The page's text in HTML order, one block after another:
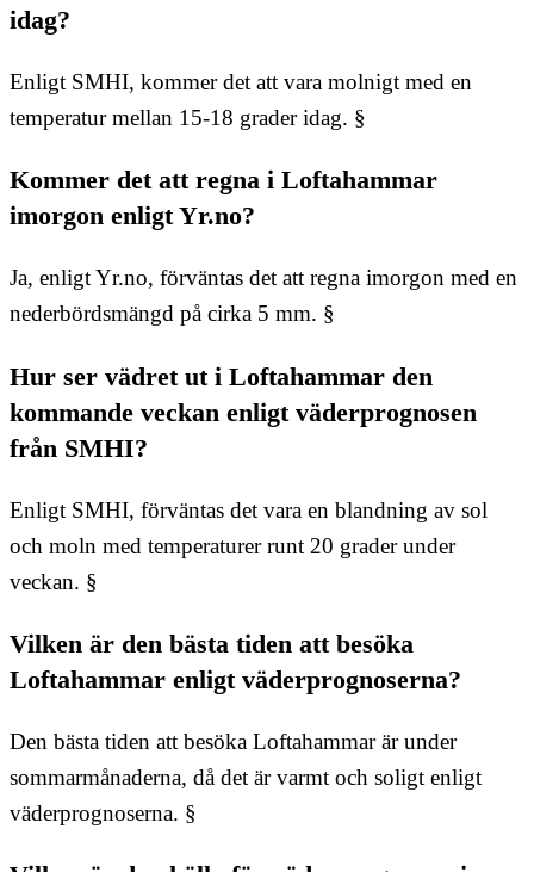
idag?
Enligt SMHI, kommer det att vara molnigt med en
temperatur mellan 15-18 grader idag. §
Kommer det att regna i Loftahammar
imorgon enligt Yr.no?
Ja, enligt Yr.no, förväntas det att regna imorgon med en
nederbördsmängd på cirka 5 mm. §
Hur ser vädret ut i Loftahammar den
kommande veckan enligt väderprognosen
från SMHI?
Enligt SMHI, förväntas det vara en blandning av sol
och moln med temperaturer runt 20 grader under
veckan. §
Vilken är den bästa tiden att besöka
Loftahammar enligt väderprognoserna?
Den bästa tiden att besöka Loftahammar är under
sommarmånaderna, då det är varmt och soligt enligt
väderprognoserna. §